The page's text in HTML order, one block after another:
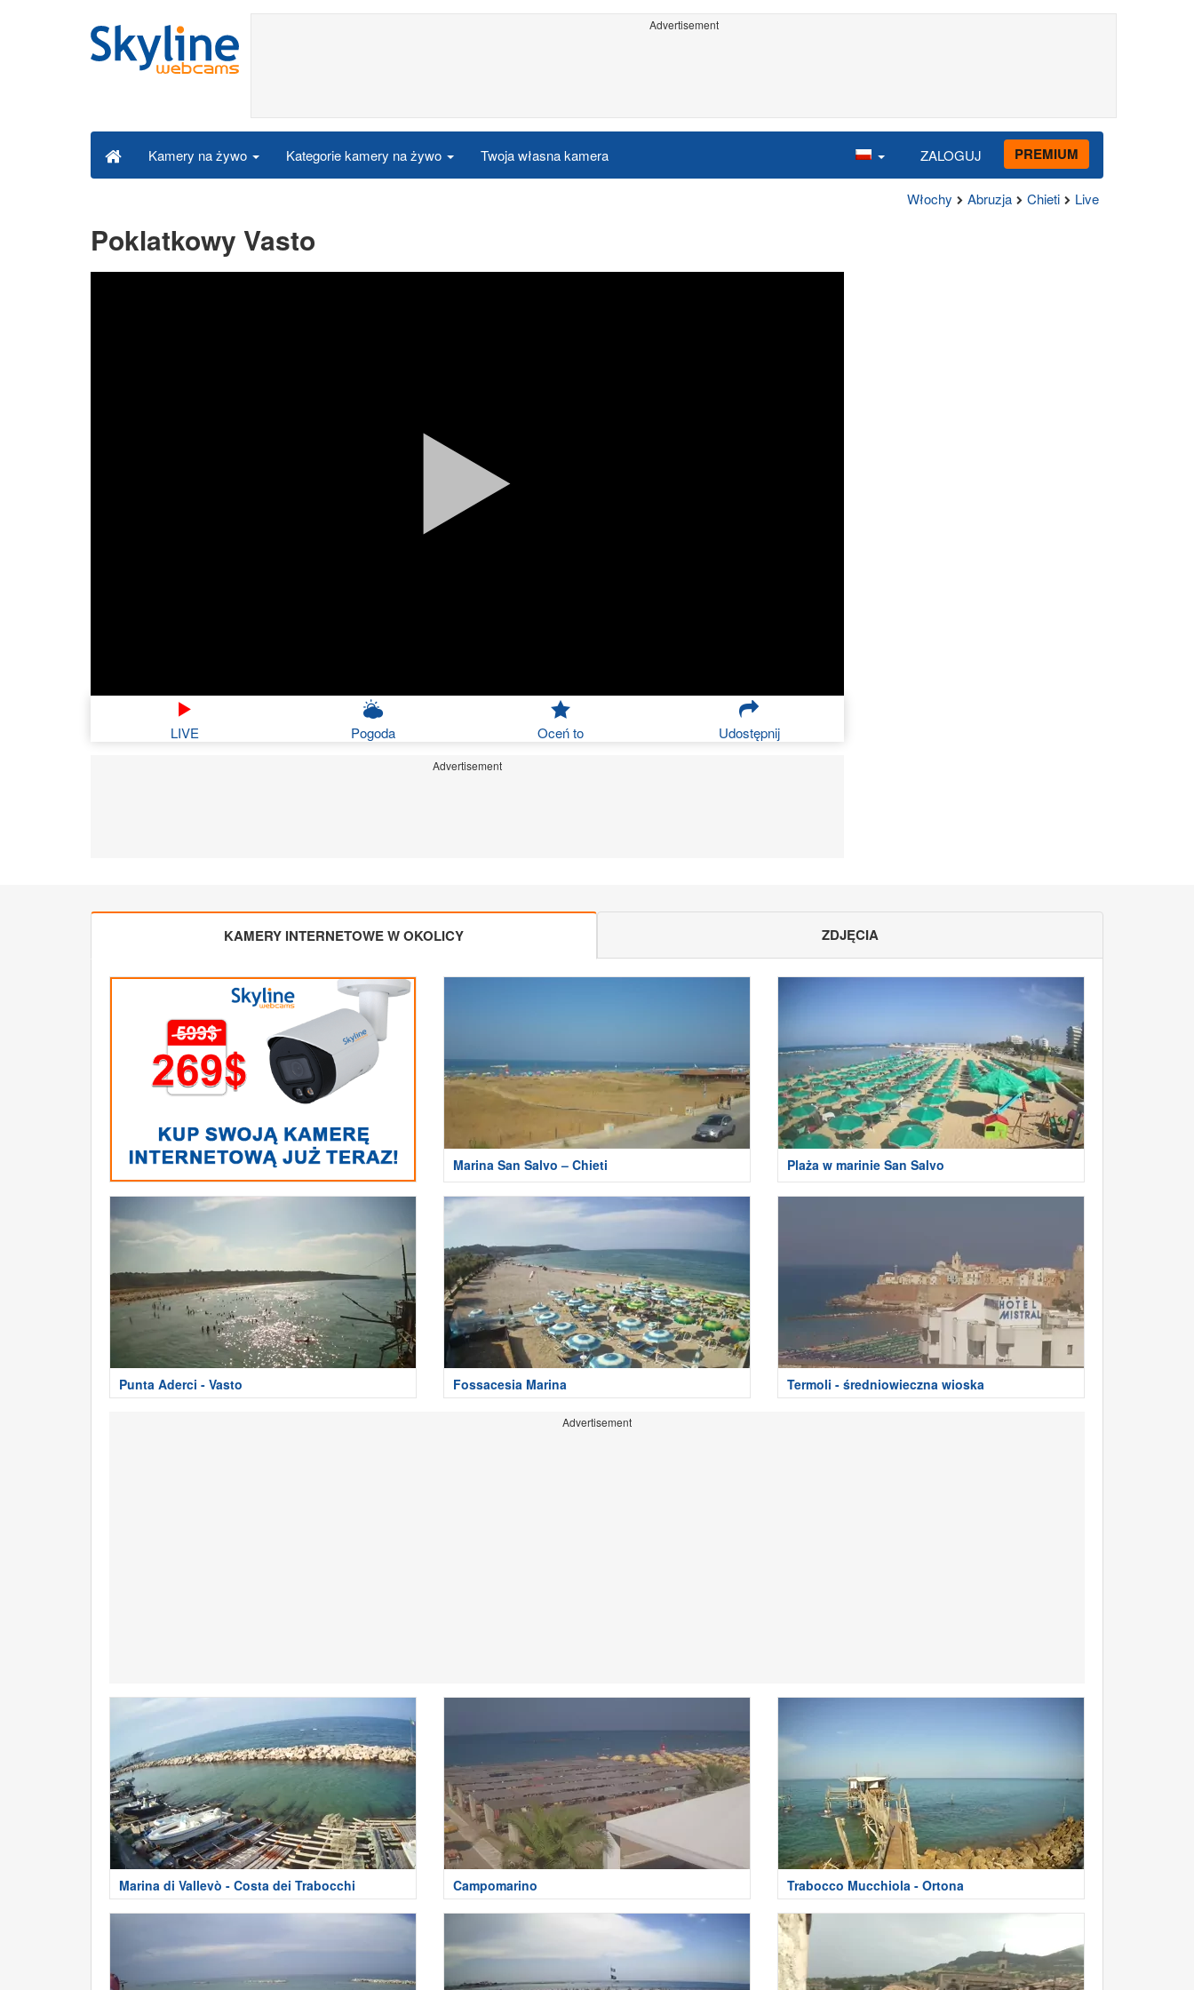
Advertisement
Kamery na żywo Kategorie kamery na żywo Twoja własna kamera ZALOGUJ PREMIUM
Włochy Abruzja Chieti Live
Poklatkowy Vasto
LIVE Pogoda Oceń to Udostępnij
Advertisement
KAMERY INTERNETOWE W OKOLICY ZDJĘCIA
Marina San Salvo – Chieti Plaża w marinie San Salvo
Punta Aderci - Vasto Fossacesia Marina Termoli - średniowieczna wioska
Advertisement
Marina di Vallevò - Costa dei Trabocchi Campomarino Trabocco Mucchiola - Ortona